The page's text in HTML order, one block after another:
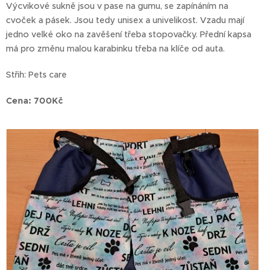
Výcvikové sukně jsou v pase na gumu, se zapínáním na
cvoček a pásek. Jsou tedy unisex a univelikost. Vzadu mají
jedno velké oko na zavěšení třeba stopovačky. Přední kapsa
má pro změnu malou karabinku třeba na klíče od auta.
Střih: Pets care
Cena: 700Kč